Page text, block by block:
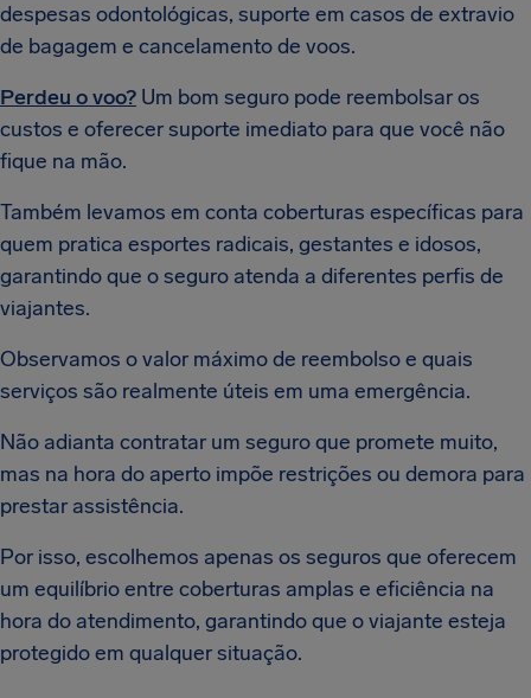
despesas odontológicas, suporte em casos de extravio
de bagagem e cancelamento de voos.
Perdeu o voo? Um bom seguro pode reembolsar os
custos e oferecer suporte imediato para que você não
fique na mão.
Também levamos em conta coberturas específicas para
quem pratica esportes radicais, gestantes e idosos,
garantindo que o seguro atenda a diferentes perfis de
viajantes.
Observamos o valor máximo de reembolso e quais
serviços são realmente úteis em uma emergência.
Não adianta contratar um seguro que promete muito,
mas na hora do aperto impõe restrições ou demora para
prestar assistência.
Por isso, escolhemos apenas os seguros que oferecem
um equilíbrio entre coberturas amplas e eficiência na
hora do atendimento, garantindo que o viajante esteja
protegido em qualquer situação.